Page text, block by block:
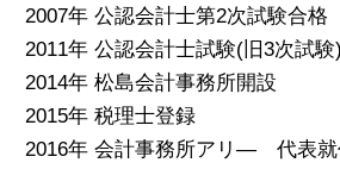
2007年 公認会計士第2次試験合
2011年 公認会計士試験(旧3次
2014年 松島会計事務所開設
2015年 税理士登録
2016年 会計事務所アリ― 代表